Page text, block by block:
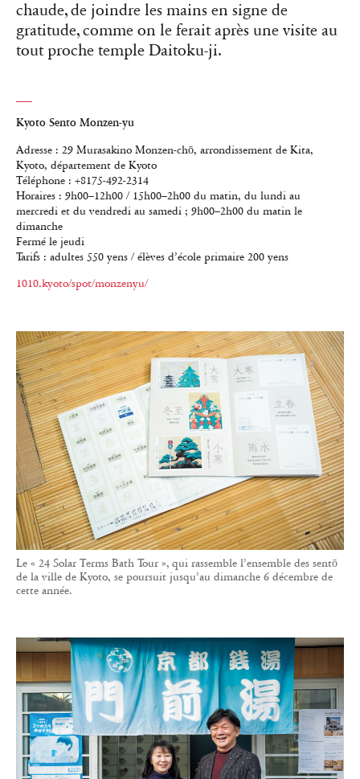
chaude, de joindre les mains en signe de
gratitude, comme on le ferait après une visite au
tout proche temple Daitoku-ji.
Kyoto Sento Monzen-yu
Adresse : 29 Murasakino Monzen-chō, arrondissement de Kita,
Kyoto, département de Kyoto
Téléphone : +8175-492-2314
Horaires : 9h00–12h00 / 15h00–2h00 du matin, du lundi au
mercredi et du vendredi au samedi ; 9h00–2h00 du matin le
dimanche
Fermé le jeudi
Tarifs : adultes 550 yens / élèves d’école primaire 200 yens
1010.kyoto/spot/monzenyu/
Le « 24 Solar Terms Bath Tour », qui rassemble l’ensemble des sentō
de la ville de Kyoto, se poursuit jusqu’au dimanche 6 décembre de
cette année.